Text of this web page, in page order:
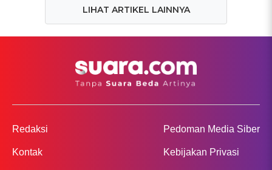
LIHAT ARTIKEL LAINNYA
Redaksi
Kontak
Pedoman Media Siber
Kebijakan Privasi